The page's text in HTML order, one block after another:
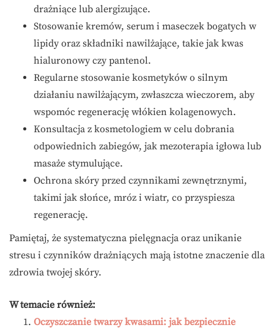
drażniące lub alergizujące.
Stosowanie kremów, serum i maseczek bogatych w
lipidy oraz składniki nawilżające, takie jak kwas
hialuronowy czy pantenol.
Regularne stosowanie kosmetyków o silnym
działaniu nawilżającym, zwłaszcza wieczorem, aby
wspomóc regenerację włókien kolagenowych.
Konsultacja z kosmetologiem w celu dobrania
odpowiednich zabiegów, jak mezoterapia igłowa lub
masaże stymulujące.
Ochrona skóry przed czynnikami zewnętrznymi,
takimi jak słońce, mróz i wiatr, co przyspiesza
regenerację.
Pamiętaj, że systematyczna pielęgnacja oraz unikanie
stresu i czynników drażniących mają istotne znaczenie dla
zdrowia twojej skóry.
W temacie również:
Oczyszczanie twarzy kwasami: jak bezpiecznie